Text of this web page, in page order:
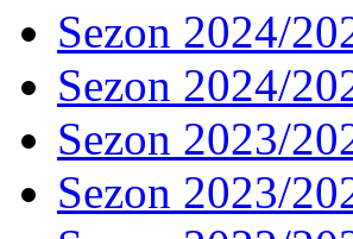
Sezon 2024/
Sezon 2024/
Sezon 2023/
Sezon 2023/